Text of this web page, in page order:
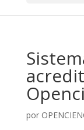
por